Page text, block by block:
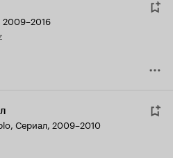
2009–2016
, Сериал, 2009–2010